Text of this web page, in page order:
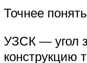
Точнее
УЗСК — угол
конструкцию